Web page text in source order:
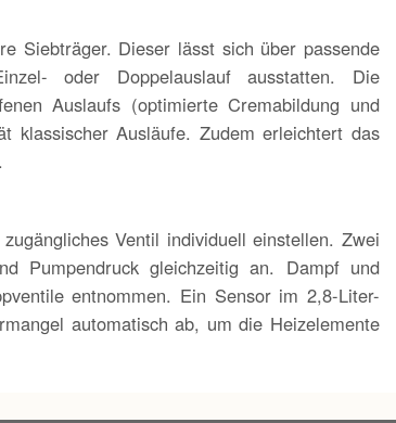
Siebträger. Dieser lässt sich über passende
oder Doppelauslauf ausstatten. Die
Auslaufs (optimierte Cremabildung und
Ausläufe. Zudem erleichtert das
Ventil individuell einstellen. Zwei
Pumpendruck gleichzeitig an. Dampf und
entnommen. Ein Sensor im 2,8-Liter-
automatisch ab, um die Heizelemente